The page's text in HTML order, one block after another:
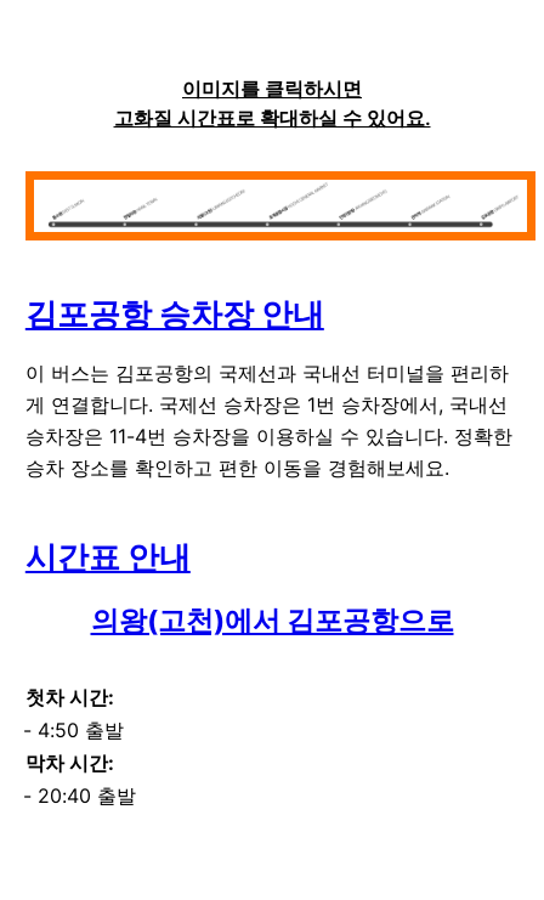
이미지를 클릭하시면
고화질 시간표로 확대하실 수 있어요.
김포공항 승차장 안내
이 버스는 김포공항의 국제선과 국내선 터미널을 편리하
게 연결합니다. 국제선 승차장은 1번 승차장에서, 국내선
승차장은 11-4번 승차장을 이용하실 수 있습니다. 정확한
승차 장소를 확인하고 편한 이동을 경험해보세요.
시간표 안내
의왕(고천)에서 김포공항으로
첫차 시간:
4:50 출발
막차 시간:
20:40 출발